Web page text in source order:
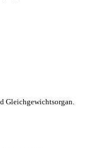
Gleichgewichtsorgan.